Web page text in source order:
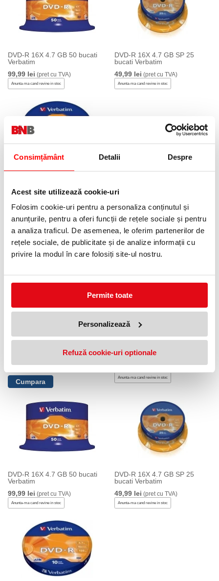
Consimțământ Detalii Despre
Acest site utilizează cookie-uri
Folosim cookie-uri pentru a personaliza conținutul și
anunțurile, pentru a oferi funcții de rețele sociale și pentru
a analiza traficul. De asemenea, le oferim partenerilor de
rețele sociale, de publicitate și de analize informații cu
privire la modul în care folosiți site-ul nostru.
Permite toate
Personalizează
Refuză cookie-uri optionale
DVD-R 16X 4.7 GB 50 bucati
Verbatim
99,99 lei (pret cu TVA)
Anunta-ma cand revine in stoc
DVD-R 16X 4.7 GB SP 25
bucati Verbatim
49,99 lei (pret cu TVA)
Anunta-ma cand revine in stoc
24,99 lei(pret cu TVA)
NOUTATI
OFERTE
Licenta Microsoft Windows 11
Pro, 64 bit, Engleza, OEM, DVD
DVD+R 4.7 GB Spindle 25/set
Verbatim
Anunta-ma cand revine in stoc
DVD-R 16X 4.7 GB 50 bucati
Verbatim
99,99 lei (pret cu TVA)
Anunta-ma cand revine in stoc
DVD-R 16X 4.7 GB SP 25
bucati Verbatim
49,99 lei (pret cu TVA)
Anunta-ma cand revine in stoc